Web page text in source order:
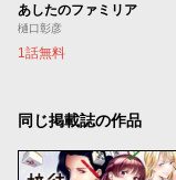
あしたのファミリア
樋口彰彦
1話無料
同じ掲載誌の作品